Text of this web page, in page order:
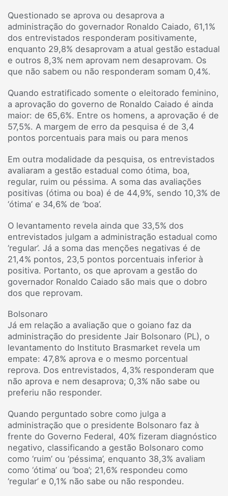
Questionado se aprova ou desaprova a
administração do governador Ronaldo Caiado, 61,1%
dos entrevistados responderam positivamente,
enquanto 29,8% desaprovam a atual gestão estadual
e outros 8,3% nem aprovam nem desaprovam. Os
que não sabem ou não responderam somam 0,4%.
Quando estratificado somente o eleitorado feminino,
a aprovação do governo de Ronaldo Caiado é ainda
maior: de 65,6%. Entre os homens, a aprovação é de
57,5%. A margem de erro da pesquisa é de 3,4
pontos porcentuais para mais ou para menos
Em outra modalidade da pesquisa, os entrevistados
avaliaram a gestão estadual como ótima, boa,
regular, ruim ou péssima. A soma das avaliações
positivas (ótima ou boa) é de 44,9%, sendo 10,3% de
‘ótima’ e 34,6% de ‘boa’.
O levantamento revela ainda que 33,5% dos
entrevistados julgam a administração estadual como
‘regular’. Já a soma das menções negativas é de
21,4% pontos, 23,5 pontos porcentuais inferior à
positiva. Portanto, os que aprovam a gestão do
governador Ronaldo Caiado são mais que o dobro
dos que reprovam.
Bolsonaro
Já em relação a avaliação que o goiano faz da
administração do presidente Jair Bolsonaro (PL), o
levantamento do Instituto Brasmarket revela um
empate: 47,8% aprova e o mesmo porcentual
reprova. Dos entrevistados, 4,3% responderam que
não aprova e nem desaprova; 0,3% não sabe ou
preferiu não responder.
Quando perguntado sobre como julga a
administração que o presidente Bolsonaro faz à
frente do Governo Federal, 40% fizeram diagnóstico
negativo, classificando a gestão Bolsonaro como
como ‘ruim’ ou ‘péssima’, enquanto 38,3% avaliam
como ‘ótima’ ou ‘boa’; 21,6% respondeu como
‘regular’ e 0,1% não sabe ou não respondeu.